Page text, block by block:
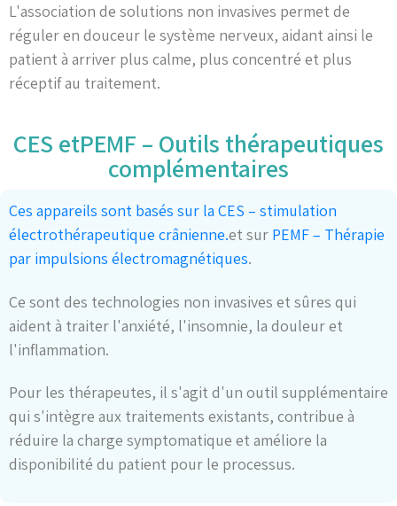
L'association de solutions non invasives permet de
réguler en douceur le système nerveux, aidant ainsi le
patient à arriver plus calme, plus concentré et plus
réceptif au traitement.
CES etPEMF – Outils thérapeutiques
complémentaires
Ces appareils sont basés sur la CES – stimulation
électrothérapeutique crânienne.et sur PEMF – Thérapie
par impulsions électromagnétiques.
Ce sont des technologies non invasives et sûres qui
aident à traiter l'anxiété, l'insomnie, la douleur et
l'inflammation.
Pour les thérapeutes, il s'agit d'un outil supplémentaire
qui s'intègre aux traitements existants, contribue à
réduire la charge symptomatique et améliore la
disponibilité du patient pour le processus.